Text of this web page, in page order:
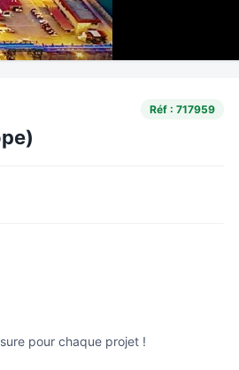
Réf : 717959
pour chaque projet !